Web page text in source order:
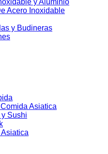
y Aluminio
Acero Inoxidable
y Budineras
Asiatica
Sushi